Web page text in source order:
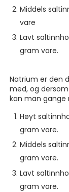
Middels
vare
Lavt
gram vare.
Natrium er den
med, og
kan man gange
Høyt
gram vare.
Middels
gram vare.
Lavt
gram vare.